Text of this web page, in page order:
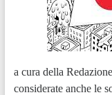
a cura della
considerate anche le